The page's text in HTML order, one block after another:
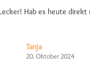
Hab es heute direkt
Tanja
20. Oktober 2024